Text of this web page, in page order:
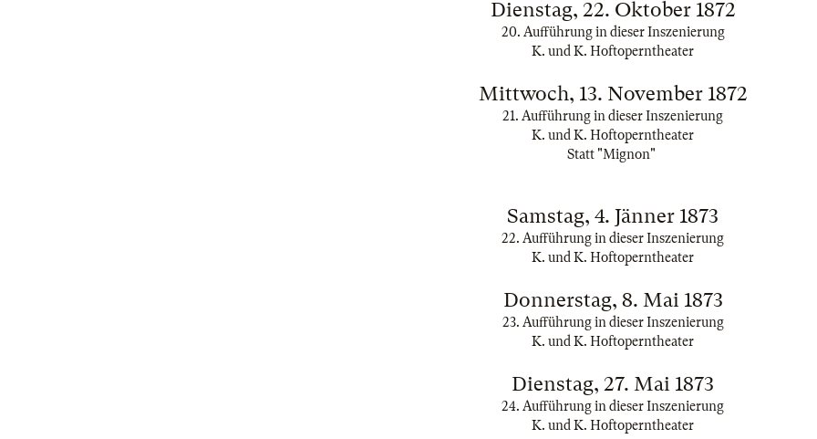
Dienstag, 22. Oktober 1872
20. Aufführung in dieser Inszenierung
K. und K. Hoftoperntheater
Mittwoch, 13. November 1872
21. Aufführung in dieser Inszenierung
K. und K. Hoftoperntheater
Statt "Mignon"
Samstag, 4. Jänner 1873
22. Aufführung in dieser Inszenierung
K. und K. Hoftoperntheater
Donnerstag, 8. Mai 1873
23. Aufführung in dieser Inszenierung
K. und K. Hoftoperntheater
Dienstag, 27. Mai 1873
24. Aufführung in dieser Inszenierung
K. und K. Hoftoperntheater